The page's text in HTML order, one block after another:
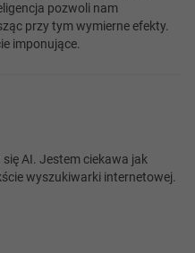
pozwoli nam
przy tym wymierne efekty.
imponujące.
AI. Jestem ciekawa jak
wyszukiwarki internetowej.